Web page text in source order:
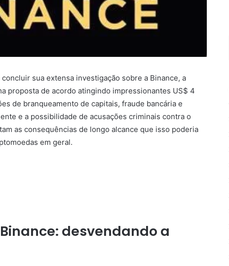
sua extensa investigação sobre a Binance, a
proposta de acordo atingindo impressionantes US$ 4
de branqueamento de capitais, fraude bancária e
e a possibilidade de acusações criminais contra o
as consequências de longo alcance que isso poderia
em geral.
desvendando a